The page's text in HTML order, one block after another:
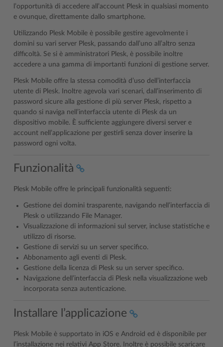
l’opportunità di accedere all’account Plesk in qualsiasi momento
e ovunque, direttamente dallo smartphone.
Utilizzando Plesk Mobile è possibile gestire agevolmente i
domini su vari server Plesk, passando dall’uno all’altro senza
difficoltà. Se si è amministratori Plesk, è possibile inoltre
accedere a una gamma di importanti funzioni di gestione server.
Plesk Mobile offre la stessa comodità d’uso dell’interfaccia
utente di Plesk. Inoltre agevola vari scenari, dall’inserimento di
password sicure alla gestione di più server Plesk, rispetto a
quando si naviga nell’interfaccia utente di Plesk da un
dispositivo mobile. È sufficiente aggiungere diversi server e
account nell’applicazione per gestirli senza dover inserire la
password ogni volta.
Funzionalità
Plesk Mobile offre le principali funzionalità seguenti:
Gestione dei domini trasparente, navigando nell’interfaccia di
Plesk o utilizzando File Manager.
Visualizzazione di informazioni sul server, incluse statistiche e
utilizzo di risorse.
Gestione di servizi su un server specifico.
Abbonamento agli eventi di Plesk.
Gestione della licenza di Plesk su un server specifico.
Navigazione dell’interfaccia di Plesk nella visualizzazione web
incorporata senza autenticazione.
Installare l’applicazione
Plesk Mobile è supportato in iOS e Android ed è disponibile per
l’installazione nei relativi App Store. Inoltre è possibile scaricare